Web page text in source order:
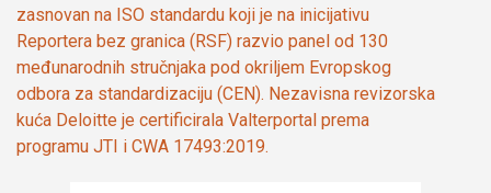
zasnovan na ISO standardu koji je na inicijativu
Reportera bez granica (RSF) razvio panel od 130
međunarodnih stručnjaka pod okriljem Evropskog
odbora za standardizaciju (CEN). Nezavisna revizorska
kuća Deloitte je certificirala Valterportal prema
programu JTI i CWA 17493:2019.